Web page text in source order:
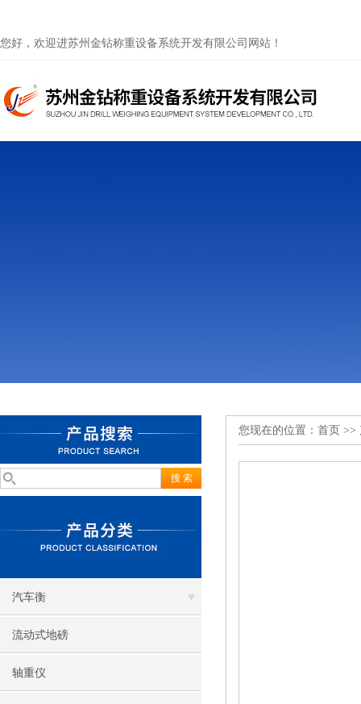
您好，欢迎进苏州金钻称重设备系统开发有限公司网站！
汽车衡
流动式地磅
轴重仪
您现在的位置： 首页 >>